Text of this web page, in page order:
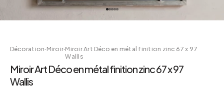
Décoration· Miroir·Miroir Art Déco en métal finition zinc 67 x 97
Wallis
Miroir Art Déco en métal finition zinc 67 x 97
Wallis